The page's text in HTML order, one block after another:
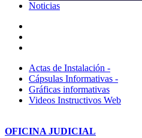
Noticias
Actas de Instalación -
Cápsulas Informativas -
Gráficas informativas
Videos Instructivos Web
OFICINA JUDICIAL